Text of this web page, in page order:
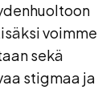
voimme
sekä
stigmaa ja